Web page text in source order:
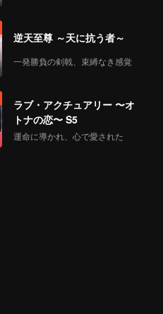
逆天至尊 ～天に抗う者～
一発勝負の剣戟、束縛なき感覚
ラブ・アクチュアリー 〜オ
トナの恋〜 S5
運命に導かれ、心で愛された